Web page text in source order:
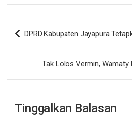
Navigasi
pos
DPRD Kabupaten Jayapura
Tak Lolos Vermin, Wamaty
Tinggalkan Balasan